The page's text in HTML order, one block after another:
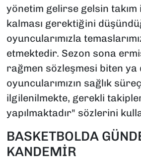
yönetim gelirse gelsin
kalması gerektiğini
oyuncularımızla
etmektedir. Sezon sona
rağmen sözleşmesi biten ya
oyuncularımızın sağlık
ilgilenilmekte, gerekli
yapılmaktadır" sözlerini
BASKETBOLDA
KANDEMİR